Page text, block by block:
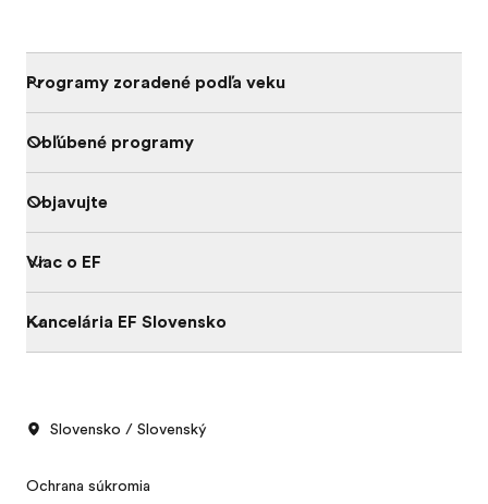
Programy zoradené podľa veku
Obľúbené programy
Objavujte
Viac o EF
Kancelária EF Slovensko
Slovensko / Slovenský
Ochrana súkromia